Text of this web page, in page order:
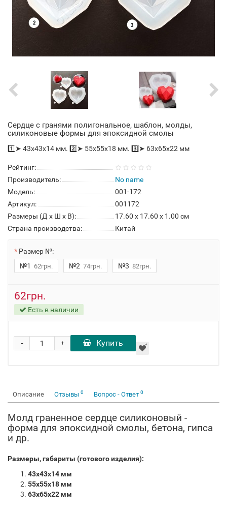
Сердце с гранями полигональное, шаблон, молды,
силиконовые формы для эпоксидной смолы
1️⃣➤ 43x43x14 мм. 2️⃣➤ 55x55x18 мм. 3️⃣➤ 63x65x22 мм
Рейтинг:
Производитель:
No name
Модель:
001-172
Артикул:
001172
Размеры (Д x Ш x В):
17.60 x 17.60 x 1.00 см
Страна производства:
Китай
Размер №:
№1
62грн. №2 74грн. №3 82грн.
62грн.
Есть в наличии
+
- Купить
Описание Отзывы 0 Вопрос - Ответ 0
Молд граненное сердце силиконовый -
форма для эпоксидной смолы, бетона, гипса
и др.
Размеры, габариты (готового изделия):
43x43x14 мм
55x55x18 мм
63x65x22 мм